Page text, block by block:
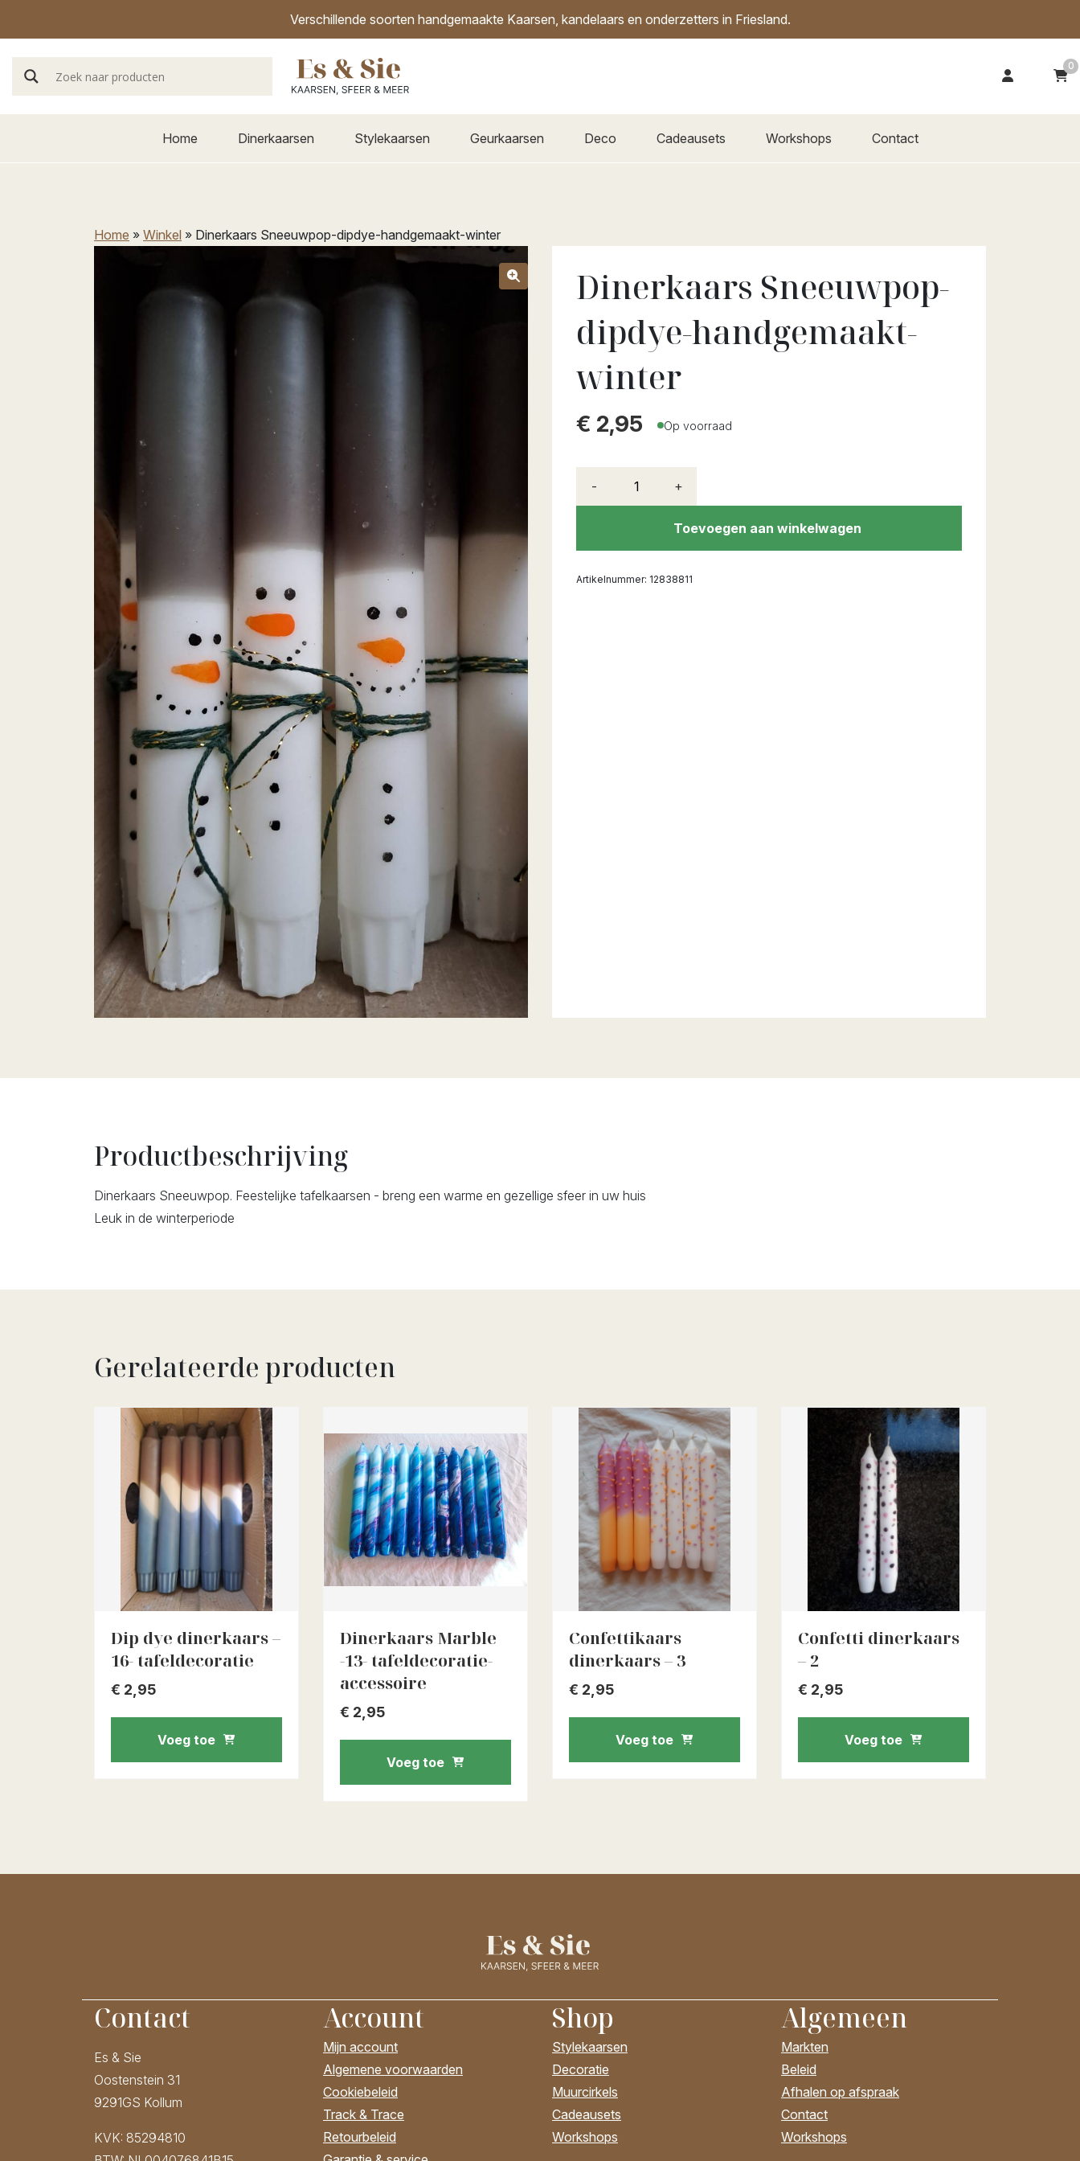
Verschillende soorten handgemaakte Kaarsen, kandelaars en onderzetters in Friesland.
0
Home Dinerkaarsen Stylekaarsen Geurkaarsen Deco Cadeausets Workshops Contact
Home » Winkel » Dinerkaars Sneeuwpop-dipdye-handgemaakt-winter
Dinerkaars Sneeuwpop-
dipdye-handgemaakt-
winter
€ 2,95 Op voorraad
- +
Toevoegen aan winkelwagen
Artikelnummer: 12838811
Productbeschrijving
Dinerkaars Sneeuwpop. Feestelijke tafelkaarsen - breng een warme en gezellige sfeer in uw huis
Leuk in de winterperiode
Gerelateerde producten
Dip dye dinerkaars –
16- tafeldecoratie
€ 2,95
Voeg toe
Dinerkaars Marble
-13- tafeldecoratie-
accessoire
€ 2,95
Voeg toe
Confettikaars
dinerkaars – 3
€ 2,95
Voeg toe
Confetti dinerkaars
– 2
€ 2,95
Voeg toe
Contact
Es & Sie
Oostenstein 31
9291GS Kollum
KVK: 85294810
Account
Mijn account
Algemene voorwaarden
Cookiebeleid
Track & Trace
Retourbeleid
Shop
Stylekaarsen
Decoratie
Muurcirkels
Cadeausets
Workshops
Algemeen
Markten
Beleid
Afhalen op afspraak
Contact
Workshops